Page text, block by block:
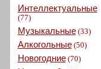
Интеллектуальные
(77)
Музыкальные(33)
Алкогольные(50)
Новогодние(70)